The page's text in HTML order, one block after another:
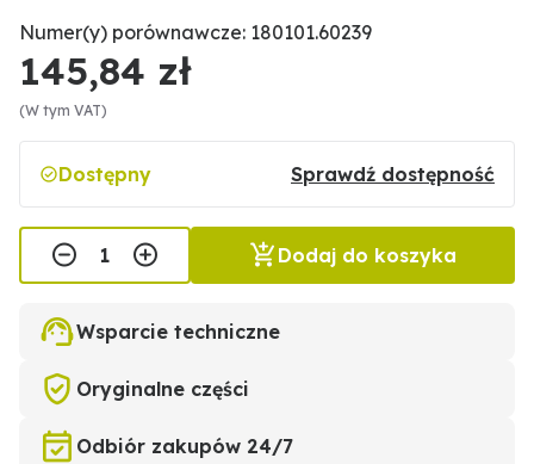
Numer(y) porównawcze: 180101.60239
145,84 zł
(W tym VAT)
Dostępny Sprawdź dostępność
Dodaj do koszyka
Wsparcie techniczne
Oryginalne części
Odbiór zakupów 24/7